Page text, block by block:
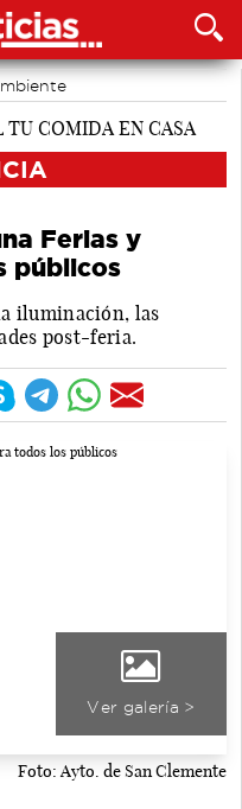
Ferias y
públicos
iluminación, las
post-feria.
Ver galería >
Foto: Ayto. de San Clemente